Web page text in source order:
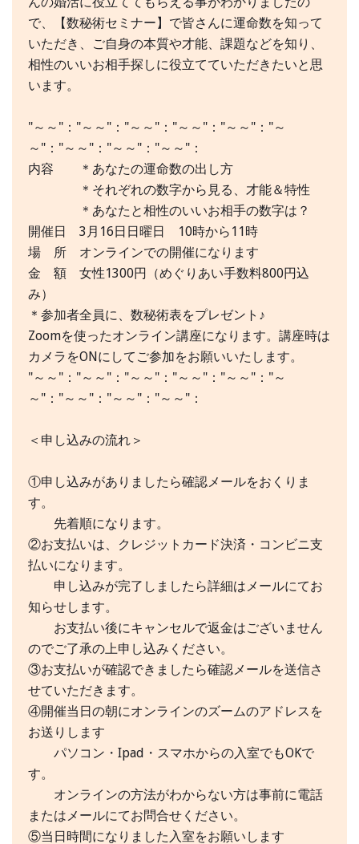
で、【数秘術セミナー】で皆さんに運命数を知って
いただき、ご自身の本質や才能、課題などを知り、
相性のいいお相手探しに役立てていただきたいと思
います。
"～～"："～～"："～～"："～～"："～～"："～
～"："～～"："～～"："～～"：
内容 ＊あなたの運命数の出し方
＊それぞれの数字から見る、才能＆特性
＊あなたと相性のいいお相手の数字は？
開催日 3月16日日曜日 10時から11時
場 所 オンラインでの開催になります
金 額 女性1300円（めぐりあい手数料800円込
み）
＊参加者全員に、数秘術表をプレゼント♪
Zoomを使ったオンライン講座になります。講座時は
カメラをONにしてご参加をお願いいたします。
"～～"："～～"："～～"："～～"："～～"："～
～"："～～"："～～"："～～"：
＜申し込みの流れ＞
①申し込みがありましたら確認メールをおくりま
す。
先着順になります。
②お支払いは、クレジットカード決済・コンビニ支
払いになります。
申し込みが完了しましたら詳細はメールにてお
知らせします。
お支払い後にキャンセルで返金はございません
のでご了承の上申し込みください。
③お支払いが確認できましたら確認メールを送信さ
せていただきます。
④開催当日の朝にオンラインのズームのアドレスを
お送りします
パソコン・Ipad・スマホからの入室でもOKで
す。
オンラインの方法がわからない方は事前に電話
またはメールにてお問合せください。
⑤当日時間になりました入室をお願いします